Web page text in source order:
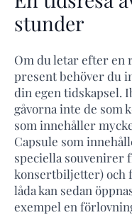
stunder
Om du letar efter en
present behöver du
din egen tidskapsel.
gåvorna inte de som
som innehåller
Capsule som
speciella souvenirer
konsertbiljetter) och
låda kan sedan
exempel en